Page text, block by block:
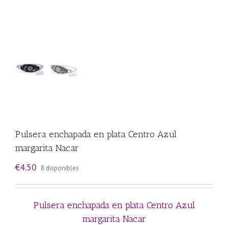
Pulsera enchapada en plata Centro Azul
margarita Nacar
€4.50 8 disponibles
Pulsera enchapada en plata Centro Azul
margarita Nacar